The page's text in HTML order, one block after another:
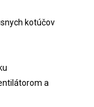
kotúčov
a